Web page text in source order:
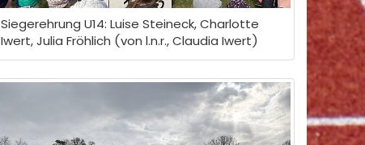
Siegerehrung U14: Luise Steineck, Charlotte
Iwert, Julia Fröhlich (von l.n.r., Claudia Iwert)